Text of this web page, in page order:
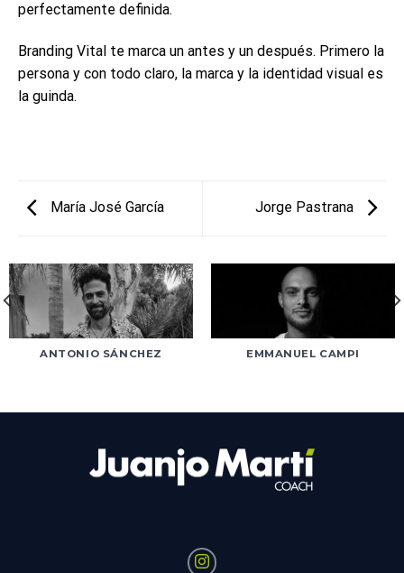
perfectamente definida.
Branding Vital te marca un antes y un después. Primero la
persona y con todo claro, la marca y la identidad visual es
la guinda.
María José García Jorge Pastrana
ANTONIO SÁNCHEZ EMMANUEL CAMPI